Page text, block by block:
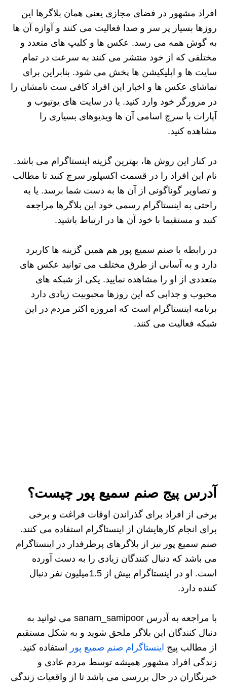
افراد مشهور در فضای مجازی یعنی همان بلاگرها این
روزها بسیار پر سر و صدا فعالیت می کنند و آوازه آن ها
به گوش همه می رسد. عکس ها و کلیپ های متعدد و
مختلفی که از خود منتشر می کنند به سرعت در تمام
سایت ها و اپلیکیشن ها پخش می شود. بنابراین برای
تماشای عکس ها و اخبار این افراد کافی ست نامشان را
در مرورگر خود وارد کنید. یا در سایت های یوتیوب و
آپارات با سرچ اسامی آن ها ویدیوهای بسیاری را
مشاهده کنید.
در کنار این روش ها، بهترین گزینه اینستاگرام می باشد.
نام این افراد را در قسمت اکسپلور سرچ کنید تا مطالب
و تصاویر گوناگونی از آن ها به دست شما برسد. یا به
راحتی به اینستاگرام رسمی خود این بلاگرها مراجعه
کنید و مستقیما با خود آن ها در ارتباط باشید.
در رابطه با صنم سمیع پور هم همین گزینه ها کاربرد
دارد و به آسانی از طرق مختلف می توانید عکس های
متعددی از او را مشاهده نمایید. یکی از شبکه های
محبوب و جذابی که این روزها محبوبیت زیادی دارد
برنامه اینستاگرام است که امروزه اکثر مردم در این
شبکه فعالیت می‌ کنند.
آدرس پیج صنم سمیع پور چیست؟
برخی از افراد برای گذراندن اوقات فراغت و برخی
برای انجام کارهایشان از اینستاگرام استفاده می کنند.
صنم سمیع پور نیز از بلاگرهای پرطرفدار در اینستاگرام
می باشد که دنبال کنندگان زیادی را به دست آورده
است. او در اینستاگرام بیش از 1.5میلیون نفر دنبال
کننده دارد.
با مراجعه به آدرس sanam_samipoor می توانید به
دنبال کنندگان این بلاگر ملحق شوید و به شکل مستقیم
از مطالب پیج اینستاگرام صنم صمیع پور استفاده کنید.
زندگی افراد مشهور همیشه توسط مردم عادی و
خبرنگاران در حال بررسی می باشد تا از واقعیات زندگی